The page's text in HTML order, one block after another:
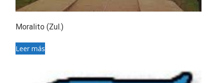
Moralito (Zul.)
Leer más